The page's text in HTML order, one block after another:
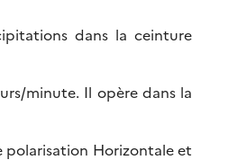
dans la ceinture
minute. Il opère dans la
polarisation Horizontale et